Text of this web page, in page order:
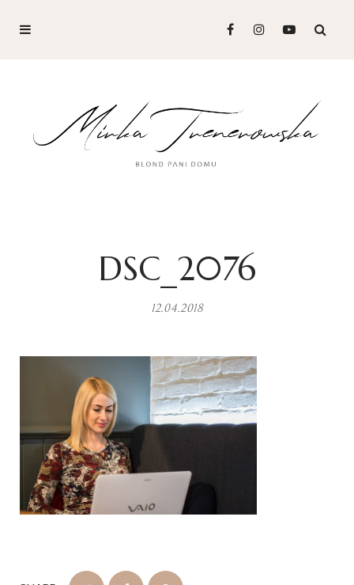
DSC_2076
12.04.2018